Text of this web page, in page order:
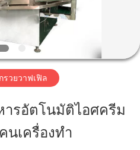
รวยวาฟเฟิล
ารอัตโนมัติไอศครีม
นเครื่องทำ